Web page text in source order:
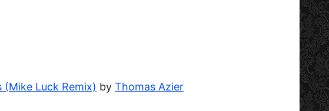
(Mike Luck Remix) by Thomas Azier